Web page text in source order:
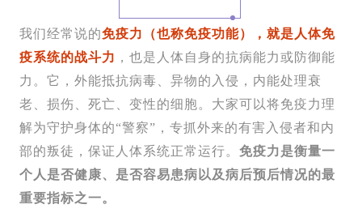
我们经常说的免疫力（也称免疫功能），就是人体免
疫系统的战斗力 ，也是人体自身的抗病能力或防御能
力。它，外能抵抗病毒、异物的入侵，内能处理衰
老、损伤、死亡、变性的细胞。大家可以将免疫力理
解为守护身体的“警察”，专抓外来的有害入侵者和内
部的叛徒，保证人体系统正常运行。 免疫力是衡量一
个人是否健康、是否容易患病以及病后预后情况的最
重要指标之一。